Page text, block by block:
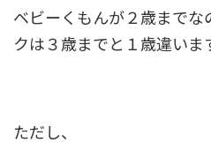
ベビーくもんが２歳まで
クは３歳までと１歳違いま
ただし、